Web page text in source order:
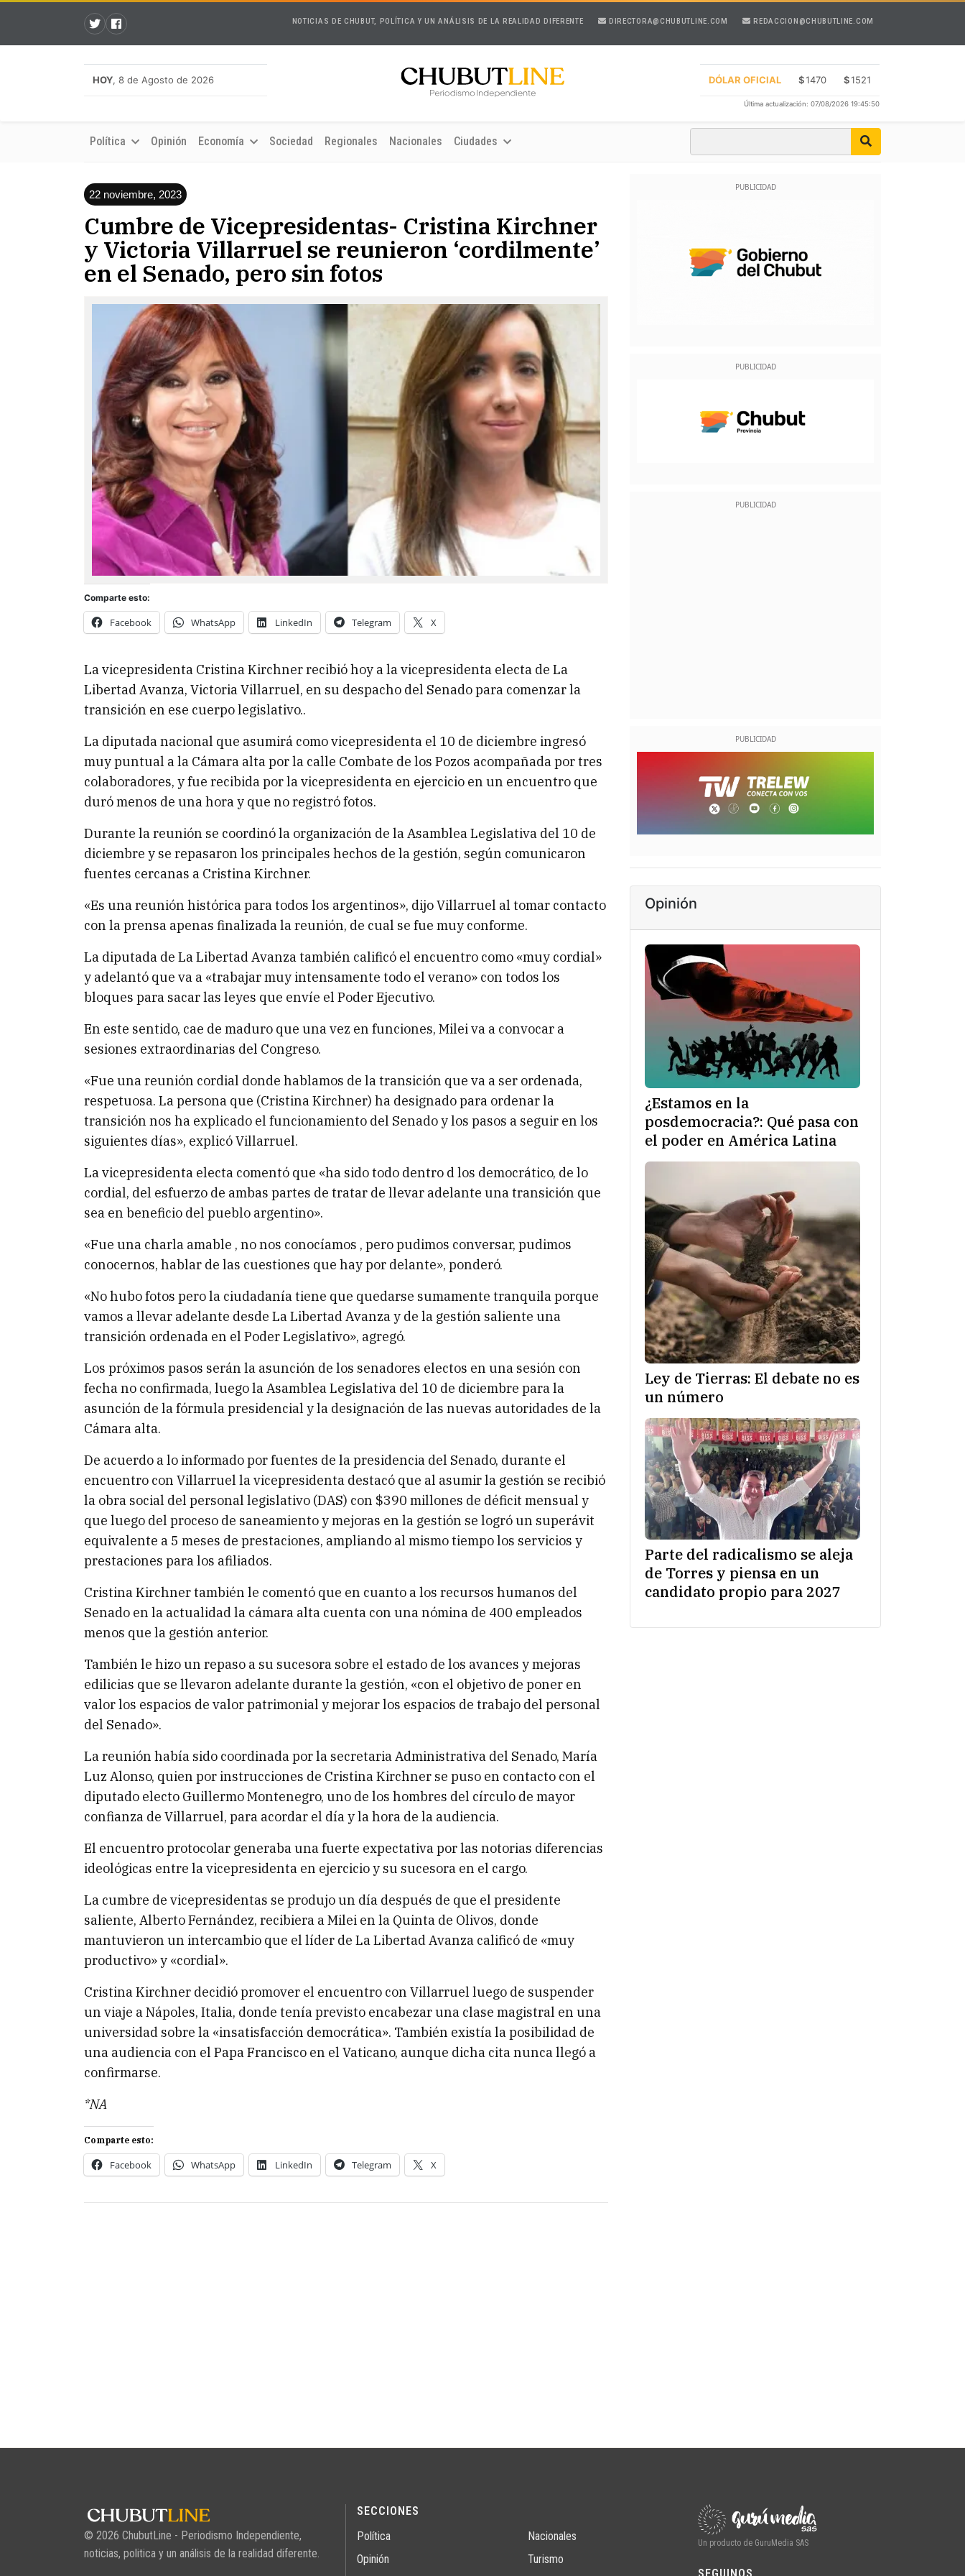
NOTICIAS DE CHUBUT, POLÍTICA Y UN ANÁLISIS DE LA REALIDAD DIFERENTE DIRECTORA@CHUBUTLINE.COM REDACCION@CHUBUTLINE.COM
HOY, 8 de Agosto de 2026 DÓLAR OFICIAL $1470 $1521
Última actualización: 07/08/2026 19:45:50
Política Opinión Economía Sociedad Regionales Nacionales Ciudades
22 noviembre, 2023
Cumbre de Vicepresidentas- Cristina Kirchner
y Victoria Villarruel se reunieron ‘cordilmente’
en el Senado, pero sin fotos
Comparte esto:
Facebook WhatsApp LinkedIn Telegram X
La vicepresidenta Cristina Kirchner recibió hoy a la vicepresidenta electa de La
Libertad Avanza, Victoria Villarruel, en su despacho del Senado para comenzar la
transición en ese cuerpo legislativo..
La diputada nacional que asumirá como vicepresidenta el 10 de diciembre ingresó
muy puntual a la Cámara alta por la calle Combate de los Pozos acompañada por tres
colaboradores, y fue recibida por la vicepresidenta en ejercicio en un encuentro que
duró menos de una hora y que no registró fotos.
Durante la reunión se coordinó la organización de la Asamblea Legislativa del 10 de
diciembre y se repasaron los principales hechos de la gestión, según comunicaron
fuentes cercanas a Cristina Kirchner.
«Es una reunión histórica para todos los argentinos», dijo Villarruel al tomar contacto
con la prensa apenas finalizada la reunión, de cual se fue muy conforme.
La diputada de La Libertad Avanza también calificó el encuentro como «muy cordial»
y adelantó que va a «trabajar muy intensamente todo el verano» con todos los
bloques para sacar las leyes que envíe el Poder Ejecutivo.
En este sentido, cae de maduro que una vez en funciones, Milei va a convocar a
sesiones extraordinarias del Congreso.
«Fue una reunión cordial donde hablamos de la transición que va a ser ordenada,
respetuosa. La persona que (Cristina Kirchner) ha designado para ordenar la
transición nos ha explicado el funcionamiento del Senado y los pasos a seguir en los
siguientes días», explicó Villarruel.
La vicepresidenta electa comentó que «ha sido todo dentro d los democrático, de lo
cordial, del esfuerzo de ambas partes de tratar de llevar adelante una transición que
sea en beneficio del pueblo argentino».
«Fue una charla amable , no nos conocíamos , pero pudimos conversar, pudimos
conocernos, hablar de las cuestiones que hay por delante», ponderó.
«No hubo fotos pero la ciudadanía tiene que quedarse sumamente tranquila porque
vamos a llevar adelante desde La Libertad Avanza y de la gestión saliente una
transición ordenada en el Poder Legislativo», agregó.
Los próximos pasos serán la asunción de los senadores electos en una sesión con
fecha no confirmada, luego la Asamblea Legislativa del 10 de diciembre para la
asunción de la fórmula presidencial y la designación de las nuevas autoridades de la
Cámara alta.
De acuerdo a lo informado por fuentes de la presidencia del Senado, durante el
encuentro con Villarruel la vicepresidenta destacó que al asumir la gestión se recibió
la obra social del personal legislativo (DAS) con $390 millones de déficit mensual y
que luego del proceso de saneamiento y mejoras en la gestión se logró un superávit
equivalente a 5 meses de prestaciones, ampliando al mismo tiempo los servicios y
prestaciones para los afiliados.
Cristina Kirchner también le comentó que en cuanto a los recursos humanos del
Senado en la actualidad la cámara alta cuenta con una nómina de 400 empleados
menos que la gestión anterior.
También le hizo un repaso a su sucesora sobre el estado de los avances y mejoras
edilicias que se llevaron adelante durante la gestión, «con el objetivo de poner en
valor los espacios de valor patrimonial y mejorar los espacios de trabajo del personal
del Senado».
La reunión había sido coordinada por la secretaria Administrativa del Senado, María
Luz Alonso, quien por instrucciones de Cristina Kirchner se puso en contacto con el
diputado electo Guillermo Montenegro, uno de los hombres del círculo de mayor
confianza de Villarruel, para acordar el día y la hora de la audiencia.
El encuentro protocolar generaba una fuerte expectativa por las notorias diferencias
ideológicas entre la vicepresidenta en ejercicio y su sucesora en el cargo.
La cumbre de vicepresidentas se produjo un día después de que el presidente
saliente, Alberto Fernández, recibiera a Milei en la Quinta de Olivos, donde
mantuvieron un intercambio que el líder de La Libertad Avanza calificó de «muy
productivo» y «cordial».
Cristina Kirchner decidió promover el encuentro con Villarruel luego de suspender
un viaje a Nápoles, Italia, donde tenía previsto encabezar una clase magistral en una
universidad sobre la «insatisfacción democrática». También existía la posibilidad de
una audiencia con el Papa Francisco en el Vaticano, aunque dicha cita nunca llegó a
confirmarse.
*NA
Comparte esto:
Facebook WhatsApp LinkedIn Telegram X
Opinión
¿Estamos en la
posdemocracia?: Qué pasa con
el poder en América Latina
Ley de Tierras: El debate no es
un número
Parte del radicalismo se aleja
de Torres y piensa en un
candidato propio para 2027
© 2026 ChubutLine - Periodismo Independiente,
noticias, politica y un análisis de la realidad diferente.
SECCIONES
Política
Opinión
Nacionales
Turismo
Un producto de GuruMedia SAS